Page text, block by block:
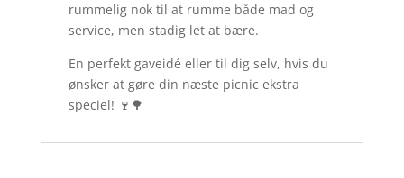
rummelig nok til at rumme både mad og
service, men stadig let at bære.
En perfekt gaveidé eller til dig selv, hvis du
ønsker at gøre din næste picnic ekstra
speciel! 🍷🌳